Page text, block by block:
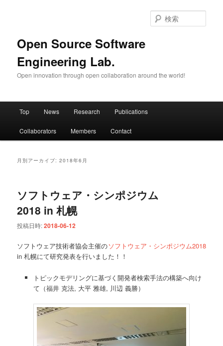
移
動
Open Source Software
Engineering Lab.
Open innovation through open collaboration around the world!
索
メ
Top News Research Publications
Collaborators Members Contact
月別アーカイブ:2018年6月
ソフトウェア・シンポジウム
2018 in 札幌
投稿日時:2018-06-12
ソフトウェア技術者協会主催のソフトウェア・シンポジウム2018
in 札幌にて研究発表を行いました！！
トピックモデリングに基づく開発者検索手法の構築へ向け
て（福井 克法, 大平 雅雄, 川辺 義勝）